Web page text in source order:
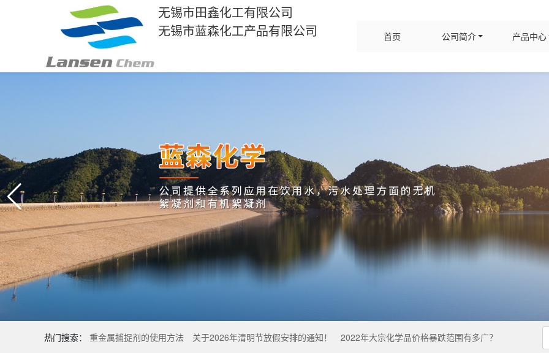
无锡市田鑫化工有限公司
无锡市蓝森化工产品有限公司
首页 公司简介 产品中心
热门搜索： 重金属捕捉剂的使用方法 关于2026年清明节放假安排的通知！ 2022年大宗化学品价格暴跌范围有多广？